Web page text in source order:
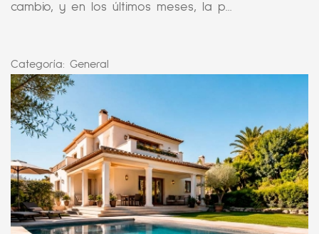
cambio, y en los últimos meses, la p...
Categoría: General